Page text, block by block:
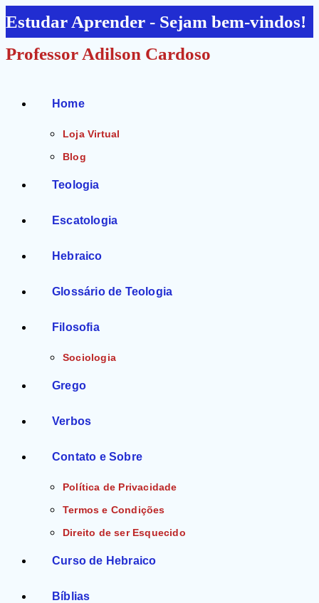
Ir
para
o
Estudar Aprender - Sejam bem-vindos!
Professor Adilson Cardoso
Home
Loja Virtual
Blog
Teologia
Escatologia
Hebraico
Glossário de Teologia
Filosofia
Sociologia
Grego
Verbos
Contato e Sobre
Política de Privacidade
Termos e Condições
Direito de ser Esquecido
Curso de Hebraico
Bíblias